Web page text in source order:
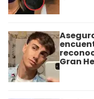
Gran